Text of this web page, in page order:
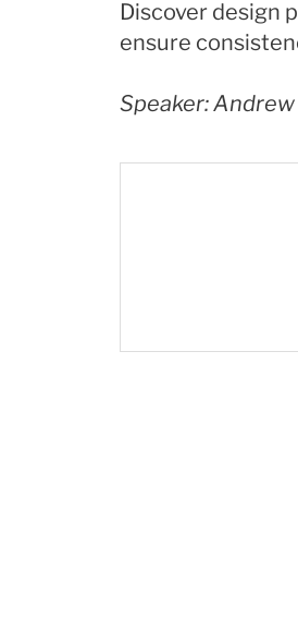
Discover design
ensure
Speaker: